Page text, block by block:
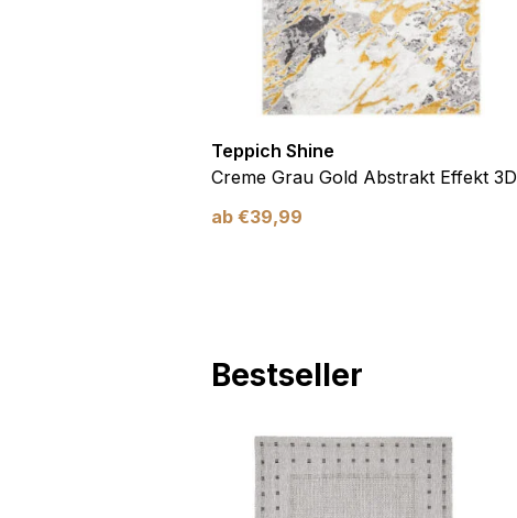
Teppich Shine
Creme Grau Gold Abstrakt Effekt 3D
ab €39,99
Bestseller